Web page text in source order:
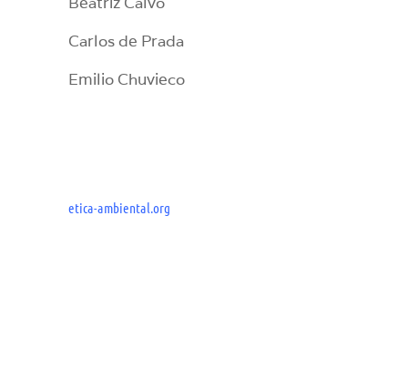
Carlos de Prada
Emilio Chuvieco
etica-ambiental.org